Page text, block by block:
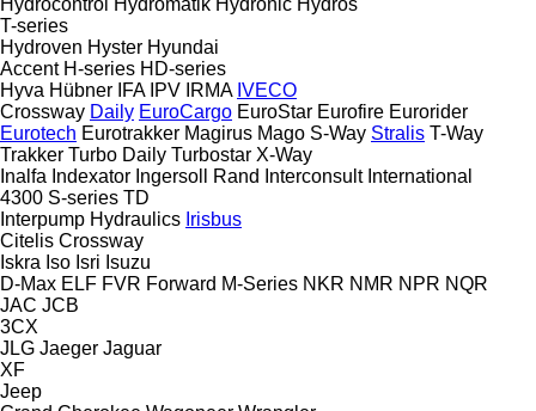
T-series
Hydroven Hyster Hyundai
Accent H-series HD-series
Hyva Hübner IFA IPV IRMA IVECO
Crossway Daily EuroCargo EuroStar Eurofire Eurorider
Eurotech Eurotrakker Magirus Mago S-Way Stralis T-Way
Trakker Turbo Daily Turbostar X-Way
Inalfa Indexator Ingersoll Rand Interconsult International
4300 S-series TD
Interpump Hydraulics Irisbus
Citelis Crossway
Iskra Iso Isri Isuzu
D-Max ELF FVR Forward M-Series NKR NMR NPR NQR
JAC JCB
3CX
JLG Jaeger Jaguar
XF
Jeep